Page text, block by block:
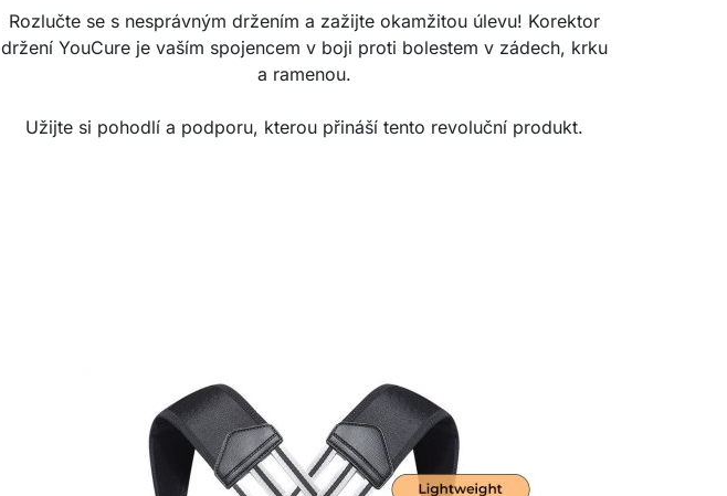
Rozlučte se s nesprávným držením a zažijte okamžitou úlevu! Korektor
držení YouCure je vaším spojencem v boji proti bolestem v zádech, krku
a ramenou.
Užijte si pohodlí a podporu, kterou přináší tento revoluční produkt.